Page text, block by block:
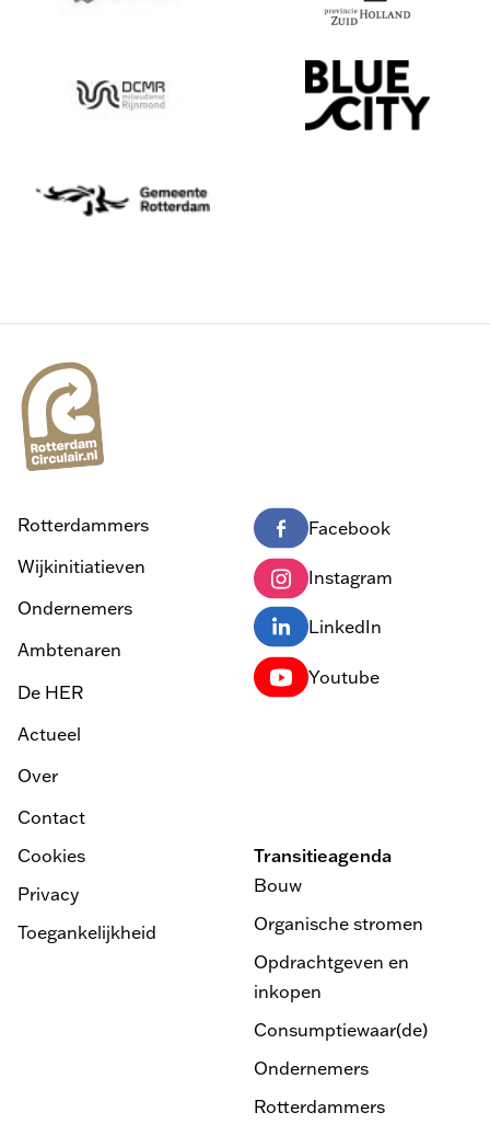
Rotterdammers
Wijkinitiatieven
Ondernemers
Ambtenaren
De HER
Actueel
Over
Contact
Facebook
Instagram
LinkedIn
Youtube
Cookies
Privacy
Toegankelijkheid
Transitieagenda
Bouw
Organische stromen
Opdrachtgeven en
inkopen
Consumptiewaar(de)
Ondernemers
Rotterdammers